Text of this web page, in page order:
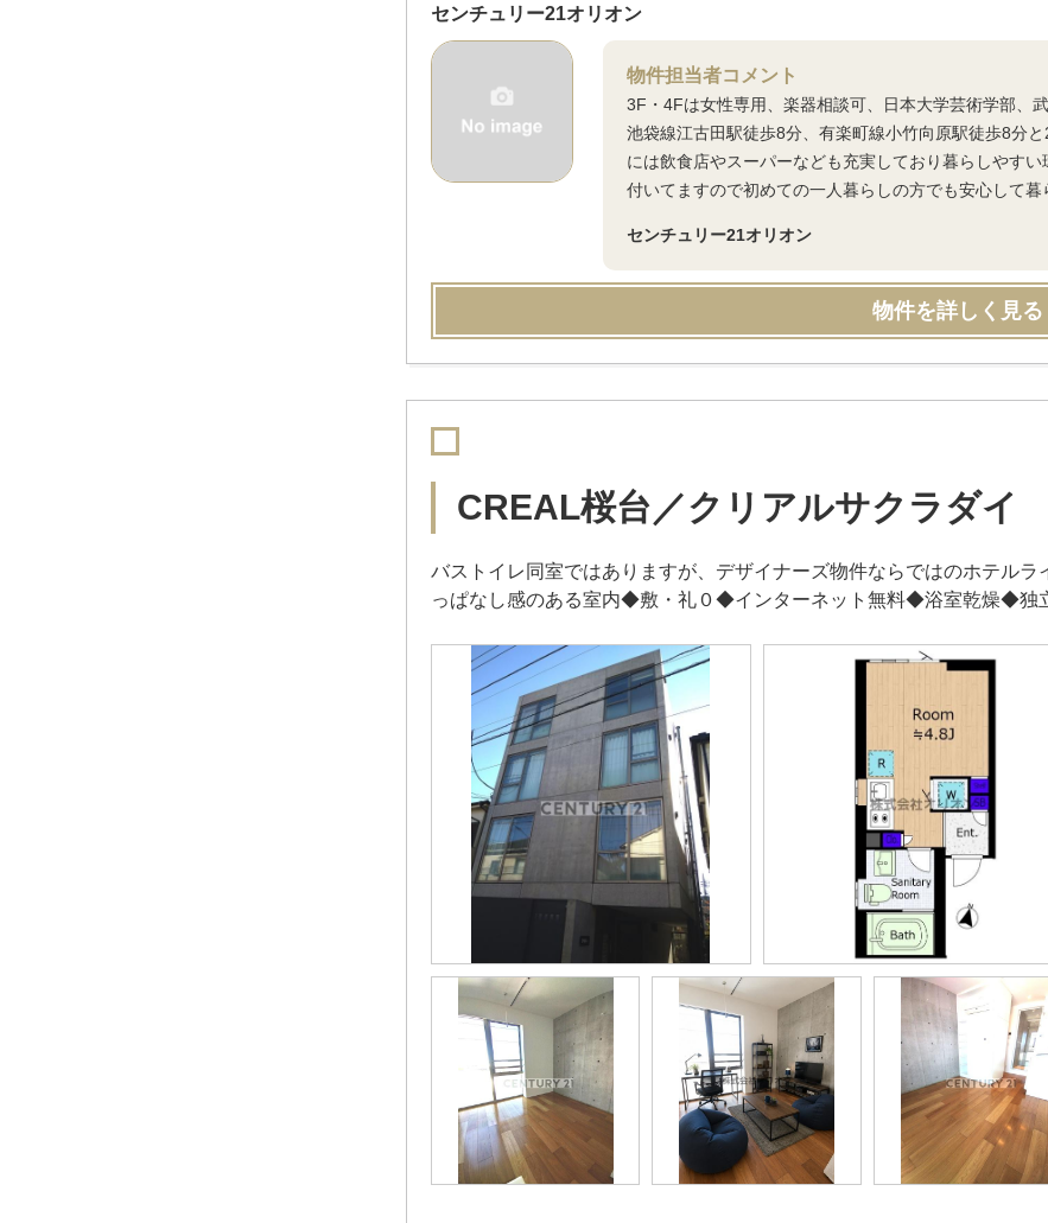
センチュリー21オリオン
物件担当者コメント
3F・4Fは女性専用、楽器相談可、日本大学芸術学部、
池袋線江古田駅徒歩8分、有楽町線小竹向原駅徒歩8分
には飲食店やスーパーなども充実しており暮らしやす
付いてますので初めての一人暮らしの方でも安心して
センチュリー21オリオン
物件を詳しく見る
CREAL桜台／クリアルサクラダイ
バストイレ同室ではありますが、デザイナーズ物件ならではのホテル
っぱなし感のある室内◆敷・礼０◆インターネット無料◆浴室乾燥◆